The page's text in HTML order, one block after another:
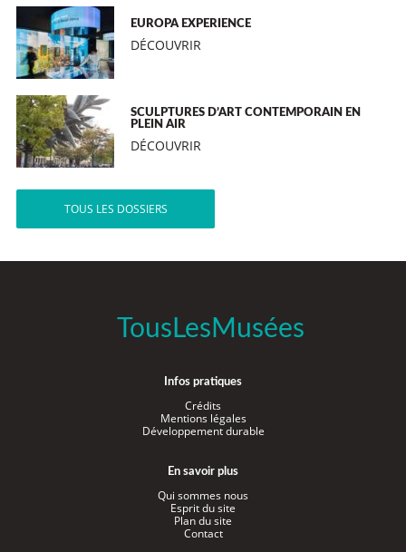
EUROPA EXPERIENCE
DÉCOUVRIR
SCULPTURES D’ART CONTEMPORAIN EN
PLEIN AIR
DÉCOUVRIR
TOUS LES DOSSIERS
TousLesMusées
Infos pratiques
Crédits
Mentions légales
Développement durable
En savoir plus
Qui sommes nous
Esprit du site
Plan du site
Contact